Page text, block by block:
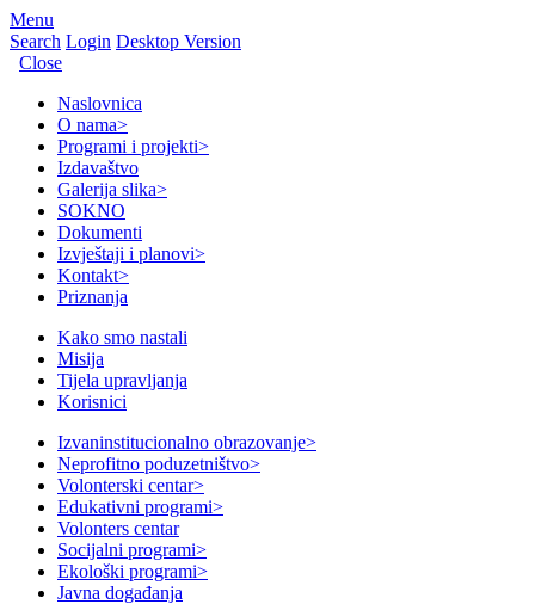
Menu
Search Login Desktop Version
Close
Naslovnica
O nama>
Programi i projekti>
Izdavaštvo
Galerija slika>
SOKNO
Dokumenti
Izvještaji i planovi>
Kontakt>
Priznanja
Kako smo nastali
Misija
Tijela upravljanja
Korisnici
Izvaninstitucionalno obrazovanje>
Neprofitno poduzetništvo>
Volonterski centar>
Edukativni programi>
Volonters centar
Socijalni programi>
Ekološki programi>
Javna događanja